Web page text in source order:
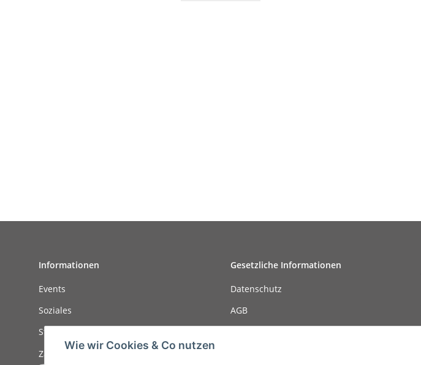
Informationen
Events
Soziales
Stellenanzeigen
Zahlungsmöglichkeiten
Gesetzliche Informationen
Datenschutz
AGB
Wie wir Cookies & Co nutzen